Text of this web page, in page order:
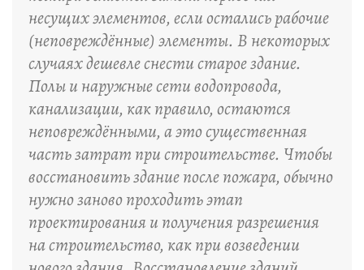
несущих элементов, если остались рабочие
(неповреждённые) элементы. В некоторых
случаях дешевле снести старое здание.
Полы и наружные сети водопровода,
канализации, как правило, остаются
неповреждёнными, а это существенная
часть затрат при строительстве. Чтобы
восстановить здание после пожара, обычно
нужно заново проходить этап
проектирования и получения разрешения
на строительство, как при возведении